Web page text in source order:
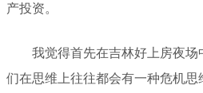
产投资。
我觉得首先在吉林好上房夜
们在思维上往往都会有一种危机